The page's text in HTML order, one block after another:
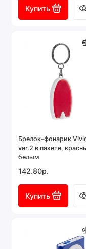
Купить
Брелок-фонарик
ver.2 в пакете,
белым
142.80р.
Купить